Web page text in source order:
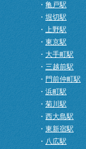
・ 亀戸駅
・ 堀切駅
・ 上野駅
・ 東京駅
・ 大手町駅
・ 三越前駅
・ 門前仲町駅
・ 浜町駅
・ 菊川駅
・ 西大島駅
・ 東新宿駅
・ 八広駅